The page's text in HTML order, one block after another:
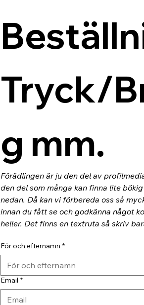
Tryck/
g mm.
Förädlingen är ju den del av
den del som många kan finna lite
nedan. Då kan vi förbereda oss så
innan du fått se och godkänna något
heller. Det finns en textruta så skriv
För och efternamn *
Email *